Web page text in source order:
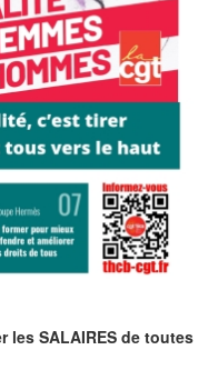
les SALAIRES de toutes